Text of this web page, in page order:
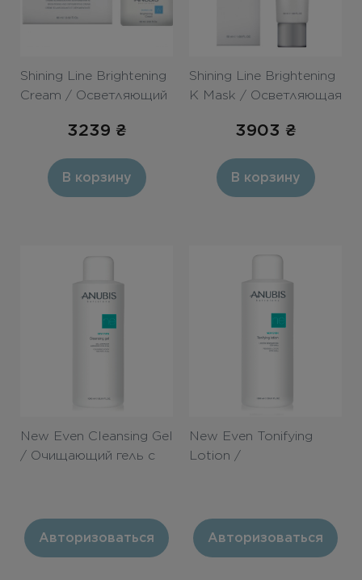
New Even Cleansing Gel
/ Очищающий гель с
Авторизоваться
New Even Tonifying
Lotion /
Авторизоваться
Shining Line Brightening
Cream / Осветляющий
блок) 60ml
3239 ₴
В корзину
Shining Line Brightening
K Mask / Осветляющая
3903 ₴
В корзину